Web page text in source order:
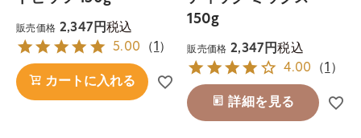
販売価格 2,347 税込
5.00 （1 ）
カートに入れる
150g
販売価格 2,347 税込
4.00 （1 ）
詳細を見る